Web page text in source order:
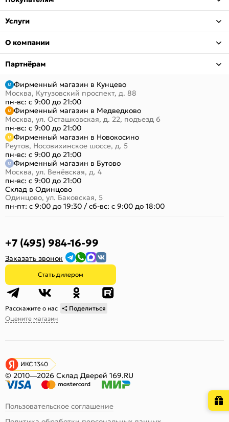
Услуги
О компании
Партнёрам
Фирменный магазин в Кунцево
Москва, Кутузовский проспект, д. 88
пн-вс: с 9:00 до 21:00
Фирменный магазин в Медведково
Москва, ул. Осташковская, д. 22, подъезд 6
пн-вс: с 9:00 до 21:00
Фирменный магазин в Новокосино
Реутов, Носовихинское шоссе, д. 5
пн-вс: с 9:00 до 21:00
Фирменный магазин в Бутово
Москва, ул. Венёвская, д. 4
пн-вс: с 9:00 до 21:00
Склад в Одинцово
Одинцово, ул. Баковская, 5
пн-пт: с 9:00 до 19:30 /сб-вс: с 9:00 до 18:00
+7 (495) 984-16-99
Заказать звонок
Стать дилером
Расскажите о нас
Поделиться
Оцените магазин
ИКС 1340
© 2010—2026 Склад Дверей 169.RU
Пользовательское соглашение